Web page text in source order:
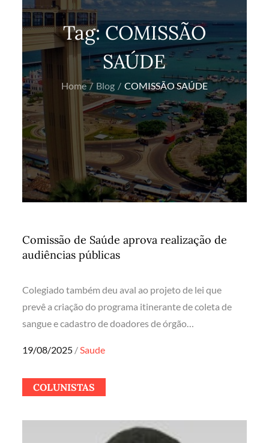
Tag: COMISSÃO
SAÚDE
Home Blog COMISSÃO SAÚDE
Comissão de Saúde aprova realização de
audiências públicas
Colegiado também deu aval ao projeto de lei que
prevê a criação do programa itinerante de coleta de
sangue e cadastro de doadores de órgão…
Posted
19/08/2025 Saude
COLUNISTAS